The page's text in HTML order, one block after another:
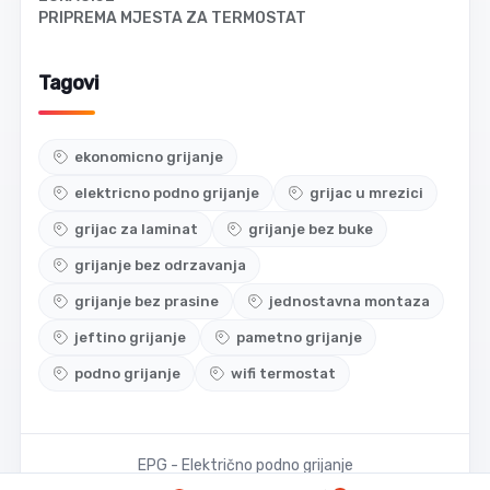
PRIPREMA MJESTA ZA TERMOSTAT
Tagovi
ekonomicno grijanje
elektricno podno grijanje grijac u mrezici
grijac za laminat grijanje bez buke
grijanje bez odrzavanja
grijanje bez prasine jednostavna montaza
jeftino grijanje pametno grijanje
podno grijanje wifi termostat
EPG - Električno podno grijanje